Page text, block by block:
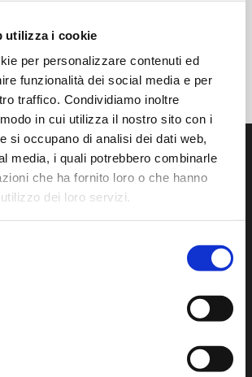
utilizza i cookie
per personalizzare contenuti ed
funzionalità dei social media e per
traffico. Condividiamo inoltre
in cui utilizza il nostro sito con i
si occupano di analisi dei dati web,
media, i quali potrebbero combinarle
che ha fornito loro o che hanno
dei loro servizi.
pour la maîtrise de la contamination
- Code fiscal 09191700153